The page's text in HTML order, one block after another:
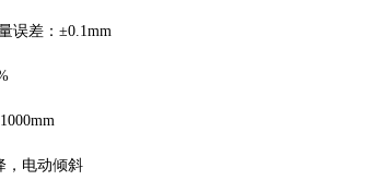
误差：±0.1mm
，电动倾斜